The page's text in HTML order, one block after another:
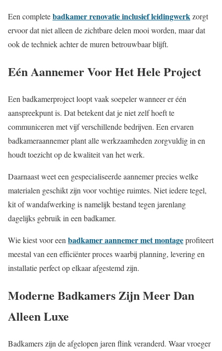
Een completebadkamer renovatie inclusief leidingwerkzorgt
ervoor dat niet alleen de zichtbare delen mooi worden, maar dat
ook de techniek achter de muren betrouwbaar blijft.
Eén Aannemer Voor Het Hele Project
Een badkamerproject loopt vaak soepeler wanneer er één
aanspreekpunt is. Dat betekent dat je niet zelf hoeft te
communiceren met vijf verschillende bedrijven. Een ervaren
badkameraannemer plant alle werkzaamheden zorgvuldig in en
houdt toezicht op de kwaliteit van het werk.
Daarnaast weet een gespecialiseerde aannemer precies welke
materialen geschikt zijn voor vochtige ruimtes. Niet iedere tegel,
kit of wandafwerking is namelijk bestand tegen jarenlang
dagelijks gebruik in een badkamer.
Wie kiest voor een badkamer aannemer met montageprofiteert
meestal van een efficiënter proces waarbij planning, levering en
installatie perfect op elkaar afgestemd zijn.
Moderne Badkamers Zijn Meer Dan
Alleen Luxe
Badkamers zijn de afgelopen jaren flink veranderd. Waar vroeger